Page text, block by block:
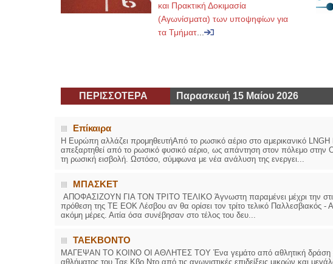
και Πρακτική Δοκιμασία
(Αγωνίσματα) των υποψηφίων για
τα Τμήματ...
ΠΕΡΙΣΣΟΤΕΡΑ Παρασκευή 15 Μαίου 2026
Επίκαιρα
Η Ευρώπη αλλάζει προμηθευτήΑπό το ρωσικό αέριο στο αμερικανικό
απεξαρτηθεί από το ρωσικό φυσικό αέριο, ως απάντηση στον πόλεμο στην
τη ρωσική εισβολή. Ωστόσο, σύμφωνα με νέα ανάλυση της ενεργει...
ΜΠΑΣΚΕΤ
ΑΠΟΦΑΣΙΖΟΥΝ ΓΙΑ ΤΟΝ ΤΡΙΤΟ ΤΕΛΙΚΟ Άγνωστη παραμένει μέχρι την
πρόθεση της ΤΕ ΕΟΚ Λέσβου αν θα ορίσει τον τρίτο τελικό Παλλεσβιακός -
ακόμη μέρες. Αιτία όσα συνέβησαν στο τέλος του δευ...
ΤΑΕΚΒΟΝΤΟ
ΜΑΓΕΨΑΝ ΤΟ ΚΟΙΝΟ ΟΙ ΑΘΛΗΤΕΣ ΤΟΥ Ένα γεμάτο από αθλητική δράση
αθλήματος του Ταε Κβο Ντο από τις αγωνιστικές επιδείξεις μικρών και